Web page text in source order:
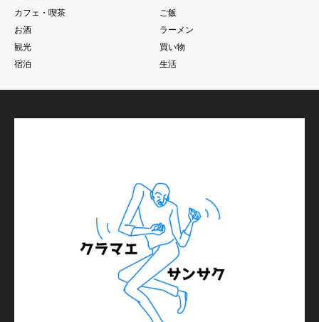
カフェ・喫茶
ご飯
お酒
ラーメン
観光
買い物
宿泊
生活